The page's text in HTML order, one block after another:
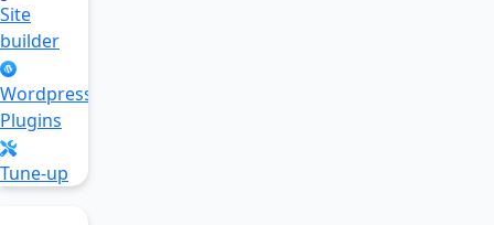
Site
builder
Wordpress
Plugins
Tune-up